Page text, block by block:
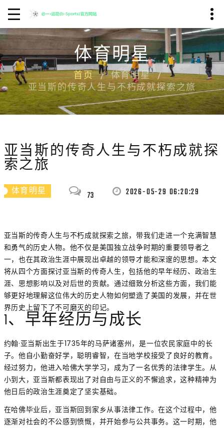
体育明星
首页
体育明星
亚当斯的传奇人生与不朽成就探索之旅
亚当斯的传奇人生与不朽成就探
索之旅
体育明星 73 2026-05-29 06:20:29
亚当斯的传奇人生与不朽成就探索之旅，带我们走进一个充满智慧
和勇气的历史人物。他不仅是美国独立战争时期的重要领导者之
一，也在其政治生涯中展现出卓越的领导才能和深邃的思想。本文
将从四个方面探讨亚当斯的传奇人生，包括他的早年经历、政治生
涯、思想影响以及对后世的贡献。通过细致分析这些方面，我们能
够更好地理解这位伟大的历史人物如何塑造了美国的发展，并在世
界历史上留下了不可磨灭的印记。
1、早年经历与成长
约翰·亚当斯出生于1735年的马萨诸塞州，是一位农民家庭中的长
子。他自小勤奋好学，聪明睿智，在当地学校接受了良好的教育。
经过努力，他进入哈佛大学学习，成为了一名优秀的法律学生。从
小到大，亚当斯都表现出了对自由与正义的不懈追求，这种精神为
他日后的政治生涯奠定了坚实基础。
在哈佛毕业后，亚当斯回到家乡从事法律工作。在这个过程中，他
逐渐对社会的不公感到愤慨，并开始参与公共事务。这一时期，他